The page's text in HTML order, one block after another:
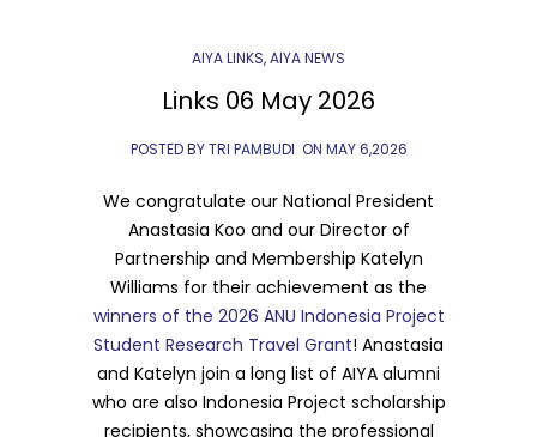
AIYA LINKS,AIYA NEWS
Links 06 May 2026
POSTED BY TRI PAMBUDI ON MAY 6,2026
We congratulate our National President
Anastasia Koo and our Director of
Partnership and Membership Katelyn
Williams for their achievement as the
winners of the 2026 ANU Indonesia Project
Student Research Travel Grant! Anastasia
and Katelyn join a long list of AIYA alumni
who are also Indonesia Project scholarship
recipients, showcasing the professional